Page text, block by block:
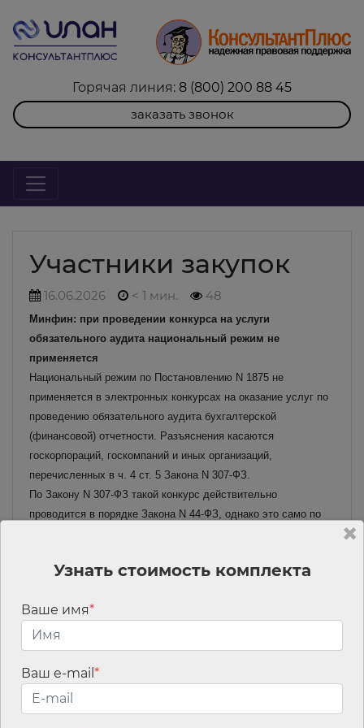
Горячая линия: 8 (800) 200 88 45
заказать звонок
Участники закупок
16.06.2026 < 1 мин. 48
Минфин: при проведении конкурса на услуги
обязательного аудита национальный режим не
применяется
Национальный режим по Постановлению N 1875 не
применяется в электронных конкурсах на оказание услуг по
проведению обязательного аудита бухгалтерской
(финансовой) отчетности. Разъяснения касаются
госкорпораций, госкомпаний и иных организаций,
перечисленных в ч. 4 ст. 5 Закона N 307-ФЗ.
По Закону N 307-ФЗ такой конкурс действительно
проводится в порядке Закона N 44-ФЗ, однако это само по
отметила служба в обзорах за январь 2026 года
Госзаказчики определяли неверный порядок оценки заявок,
возлагали на подрядчиков лишние обязанности и незаконно
закупаемых медизделий. Подробнее об этих нарушениях в
обзоре.
Узнать стоимость комплекта
Ваше имя*
Ваш e-mail *